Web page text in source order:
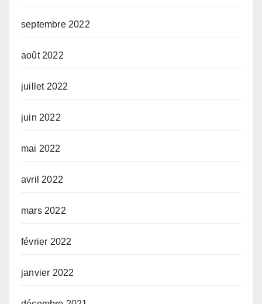
septembre 2022
août 2022
juillet 2022
juin 2022
mai 2022
avril 2022
mars 2022
février 2022
janvier 2022